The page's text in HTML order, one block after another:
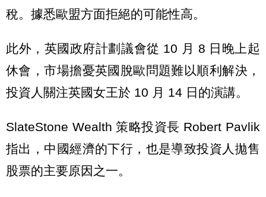
稅。據悉歐盟方面拒絕的可能性高。
此外，英國政府計劃議會從 10 月 8 日晚上起
休會，市場擔憂英國脫歐問題難以順利解決，
投資人關注英國女王於 10 月 14 日的演講。
SlateStone Wealth 策略投資長 Robert Pavlik
指出，中國經濟的下行，也是導致投資人拋售
股票的主要原因之一。